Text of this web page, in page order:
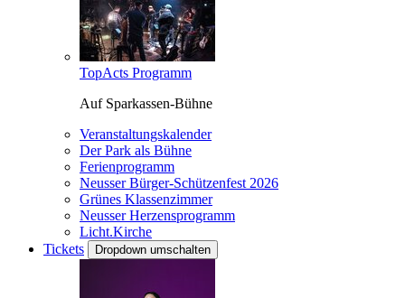
TopActs Programm
Auf Sparkassen-Bühne
Veranstaltungskalender
Der Park als Bühne
Ferienprogramm
Neusser Bürger-Schützenfest 2026
Grünes Klassenzimmer
Neusser Herzensprogramm
Licht.Kirche
Tickets
Dropdown umschalten